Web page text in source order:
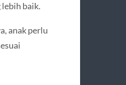
baik.
anak perlu